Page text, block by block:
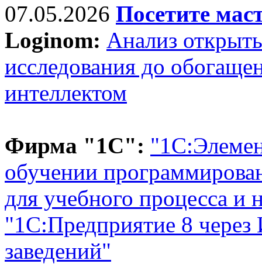
07.05.2026 Посетите
Loginom: Анализ
исследования до
интеллектом
Фирма "1С":
обучении
для учебного процесса и
"1С:Предприятие 8 через
заведений"